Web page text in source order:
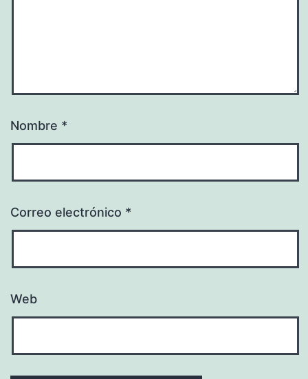
Nombre *
Correo electrónico *
Web